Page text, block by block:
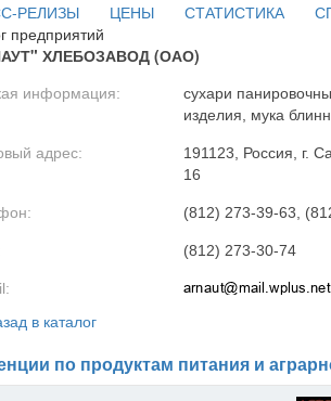
РЕЛИЗЫ ЦЕНЫ СТАТИСТИКА
предприятий
ХЛЕБОЗАВОД (ОАО)
информация:
сухари
изделия, мука
адрес:
191123, Россия, г.
16
(812) 273-39-63,
(812) 273-30-74
в каталог
по продуктам питания и